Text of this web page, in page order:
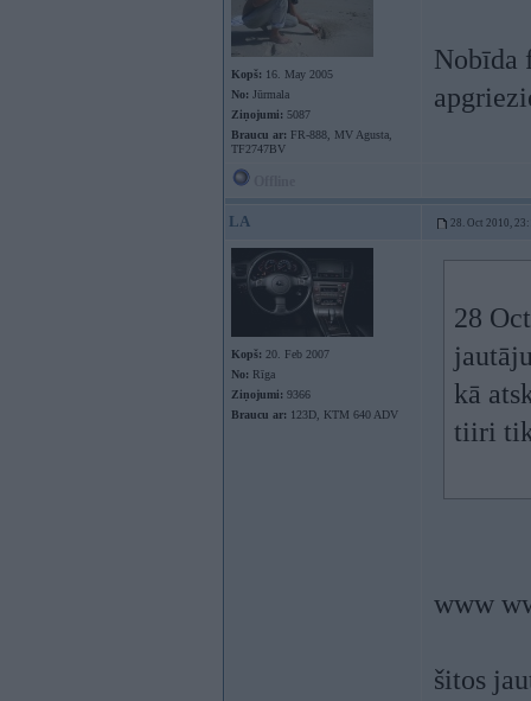
Kopš: 16. May 2005
No: Jūrmala
Ziņojumi: 5087
Braucu ar: FR-888, MV Agusta,
TF2747BV
Nobīda
LA 28. Oct 2010,
Kopš: 20. Feb 2007
No: Rīga
Ziņojumi: 9366
Braucu ar: 123D, KTM 640 ADV
28
kā
tiiri
www
šitos